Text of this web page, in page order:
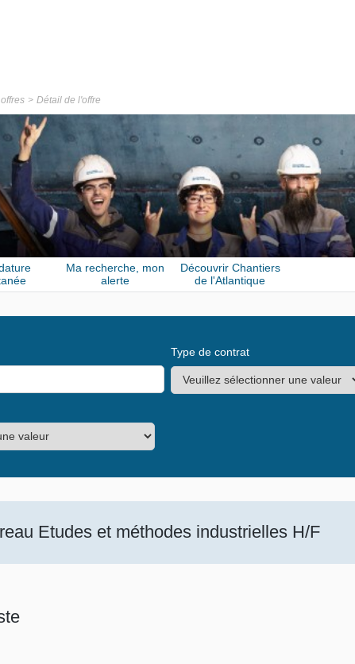
Détail de l'offre
Ma recherche, mon
alerte
Découvrir Chantiers
de l'Atlantique
Type de contrat
Etudes et méthodes industrielles H/F